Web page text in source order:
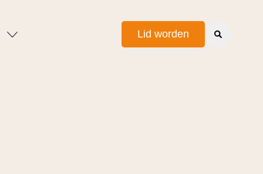
Lid worden